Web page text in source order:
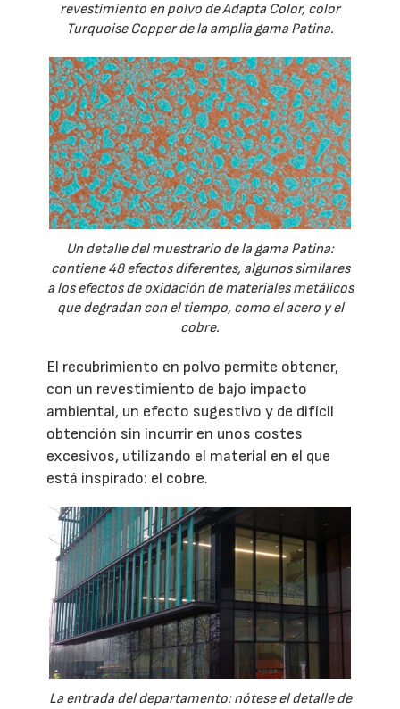
revestimiento en polvo de Adapta Color, color
Turquoise Copper de la amplia gama Patina.
Un detalle del muestrario de la gama Patina:
contiene 48 efectos diferentes, algunos similares
a los efectos de oxidación de materiales metálicos
que degradan con el tiempo, como el acero y el
cobre.
El recubrimiento en polvo permite obtener,
con un revestimiento de bajo impacto
ambiental, un efecto sugestivo y de difícil
obtención sin incurrir en unos costes
excesivos, utilizando el material en el que
está inspirado: el cobre.
La entrada del departamento: nótese el detalle de